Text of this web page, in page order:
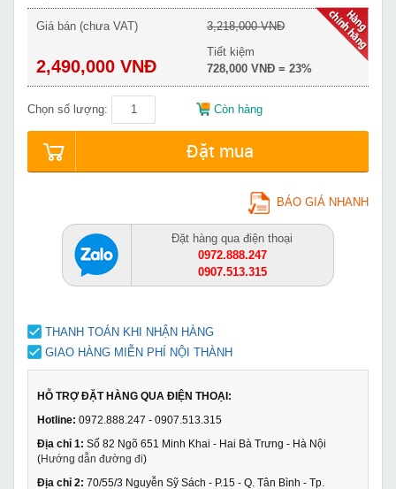
Giá bán (chưa VAT)
2,490,000 VNĐ
3,218,000 VNĐ
Tiết kiệm
728,000 VNĐ = 23%
Chọn số lượng: Còn hàng
Đặt mua
BÁO GIÁ NHANH
Đặt hàng qua điện thoại
0972.888.247
0907.513.315
THANH TOÁN KHI NHẬN HÀNG
GIAO HÀNG MIỄN PHÍ NỘI THÀNH
HỖ TRỢ ĐẶT HÀNG QUA ĐIỆN THOẠI:
Hotline: 0972.888.247 - 0907.513.315
Địa chỉ 1: Số 82 Ngõ 651 Minh Khai - Hai Bà Trưng - Hà Nội
(Hướng dẫn đường đi)
Địa chỉ 2: 70/55/3 Nguyễn Sỹ Sách - P.15 - Q. Tân Bình - Tp.